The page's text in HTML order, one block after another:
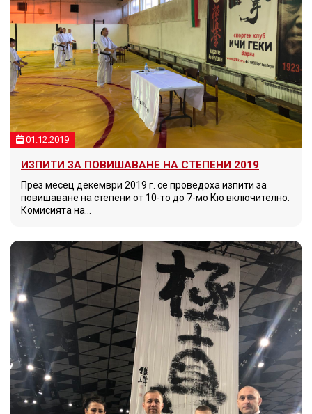
01.12.2019
ИЗПИТИ ЗА ПОВИШАВАНЕ НА СТЕПЕНИ 2019
През месец декември 2019 г. се проведоха изпити за
повишаване на степени от 10-то до 7-мо Кю включително.
Комисията на…